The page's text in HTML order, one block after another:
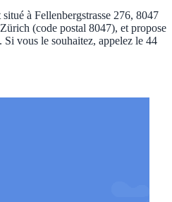
à Fellenbergstrasse 276, 8047
(code postal 8047), et propose
Si vous le souhaitez, appelez le 44